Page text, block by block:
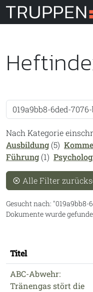
Suche
Nach Kategorie
Ausbildung (5)
Führung (1)
Alle Filter
Gesucht nach: 019a9bb8-
Dokumente wurde
Titel
ABC-Abwehr:
Tränengas stört die